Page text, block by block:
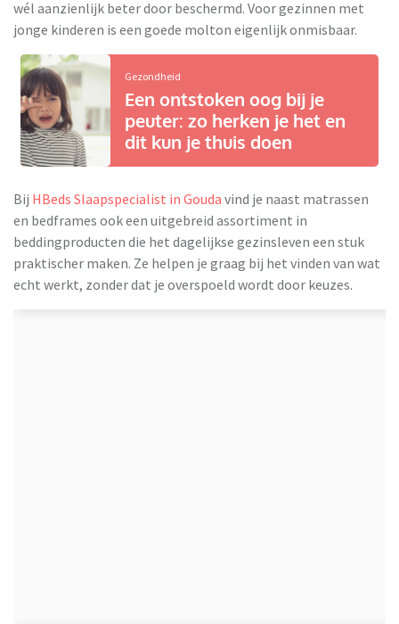
wél aanzienlijk beter door beschermd. Voor gezinnen met
jonge kinderen is een goede molton eigenlijk onmisbaar.
Gezondheid
Een ontstoken oog bij je
peuter: zo herken je het en
dit kun je thuis doen
Bij HBeds Slaapspecialist in Gouda vind je naast matrassen
en bedframes ook een uitgebreid assortiment in
beddingproducten die het dagelijkse gezinsleven een stuk
praktischer maken. Ze helpen je graag bij het vinden van wat
echt werkt, zonder dat je overspoeld wordt door keuzes.